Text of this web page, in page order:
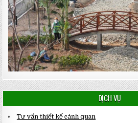
DỊCH VỤ
Tư vấn thiết kế cảnh quan